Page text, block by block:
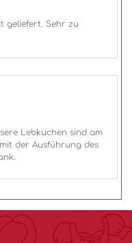
geliefert. Sehr zu
Lebkuchen sind am
der Ausführung des